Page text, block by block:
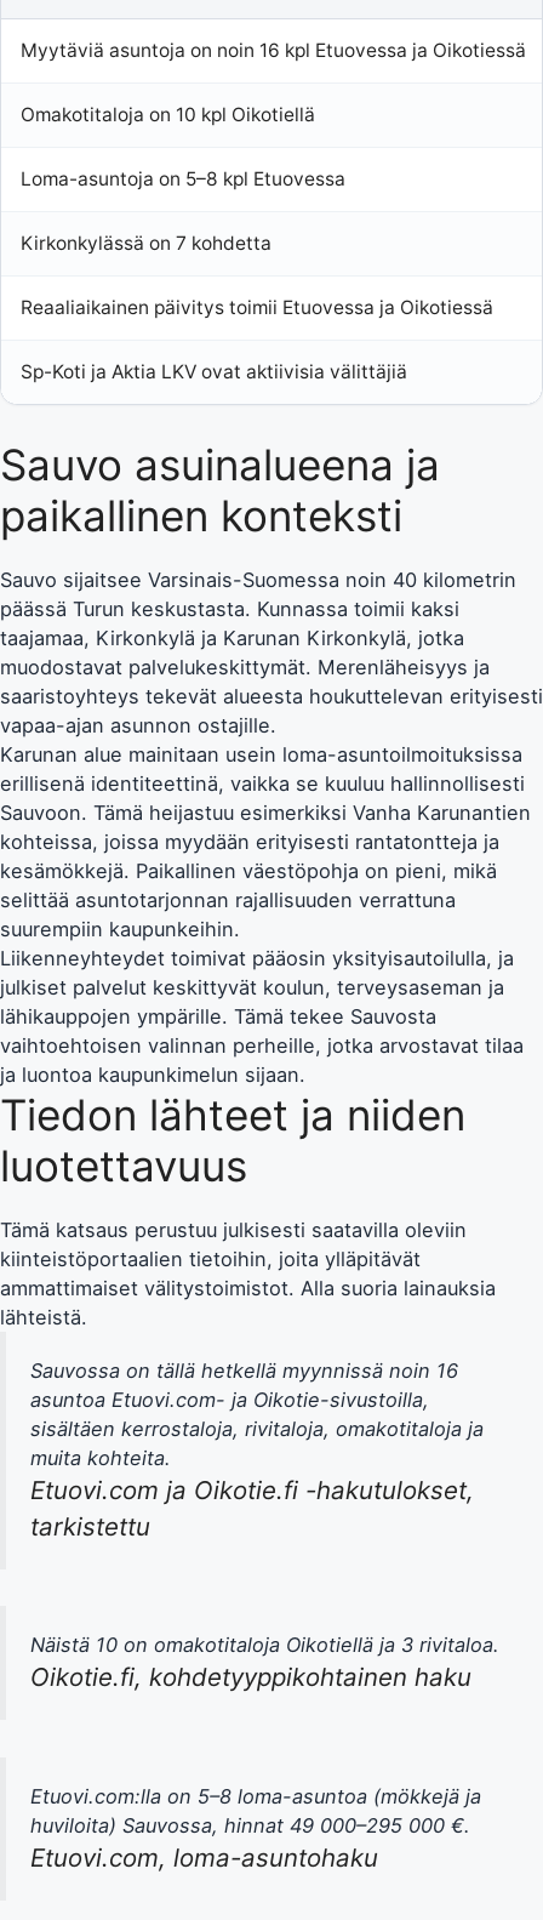
Myytäviä asuntoja on noin 16 kpl Etuovessa ja Oikotiessä
Omakotitaloja on 10 kpl Oikotiellä
Loma-asuntoja on 5–8 kpl Etuovessa
Kirkonkylässä on 7 kohdetta
Reaaliaikainen päivitys toimii Etuovessa ja Oikotiessä
Sp-Koti ja Aktia LKV ovat aktiivisia välittäjiä
Sauvo asuinalueena ja
paikallinen konteksti
Sauvo sijaitsee Varsinais-Suomessa noin 40 kilometrin
päässä Turun keskustasta. Kunnassa toimii kaksi
taajamaa, Kirkonkylä ja Karunan Kirkonkylä, jotka
muodostavat palvelukeskittymät. Merenläheisyys ja
saaristoyhteys tekevät alueesta houkuttelevan erityisesti
vapaa-ajan asunnon ostajille.
Karunan alue mainitaan usein loma-asuntoilmoituksissa
erillisenä identiteettinä, vaikka se kuuluu hallinnollisesti
Sauvoon. Tämä heijastuu esimerkiksi Vanha Karunantien
kohteissa, joissa myydään erityisesti rantatontteja ja
kesämökkejä. Paikallinen väestöpohja on pieni, mikä
selittää asuntotarjonnan rajallisuuden verrattuna
suurempiin kaupunkeihin.
Liikenneyhteydet toimivat pääosin yksityisautoilulla, ja
julkiset palvelut keskittyvät koulun, terveysaseman ja
lähikauppojen ympärille. Tämä tekee Sauvosta
vaihtoehtoisen valinnan perheille, jotka arvostavat tilaa
ja luontoa kaupunkimelun sijaan.
Tiedon lähteet ja niiden
luotettavuus
Tämä katsaus perustuu julkisesti saatavilla oleviin
kiinteistöportaalien tietoihin, joita ylläpitävät
ammattimaiset välitystoimistot. Alla suoria lainauksia
lähteistä.
Sauvossa on tällä hetkellä myynnissä noin 16
asuntoa Etuovi.com- ja Oikotie-sivustoilla,
sisältäen kerrostaloja, rivitaloja, omakotitaloja ja
muita kohteita.
Etuovi.com ja Oikotie.fi -hakutulokset,
tarkistettu
Näistä 10 on omakotitaloja Oikotiellä ja 3 rivitaloa.
Oikotie.fi, kohdetyyppikohtainen haku
Etuovi.com:lla on 5–8 loma-asuntoa (mökkejä ja
huviloita) Sauvossa, hinnat 49 000–295 000 €.
Etuovi.com, loma-asuntohaku